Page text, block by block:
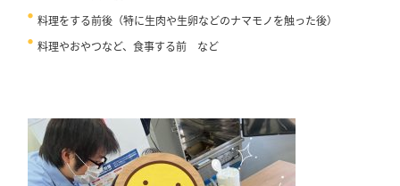
料理をする前後（特に生肉や生卵などのナマモノを触った後）
料理やおやつなど、食事する前 など